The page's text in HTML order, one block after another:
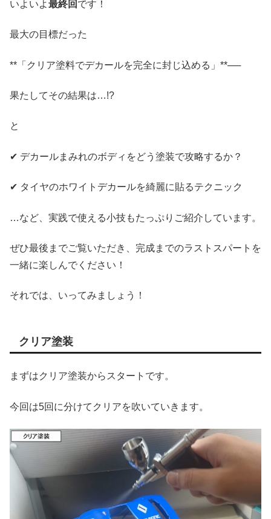
いよいよ最終回 です！
最大の目標だった
**「クリア塗料でデカールを完全に封じ込める」**──
果たしてその結果は…!?
と
✔ デカールまみれのボディをどう塗装で攻略するか？
✔ タイヤのホワイトデカールを綺麗に貼るテクニック
…など、実践で使える小技もたっぷりご紹介しています。
ぜひ最後までご覧いただき、完成までのラストスパートを
一緒に楽しんでください！
それでは、いってみましょう！
クリア塗装
まずはクリア塗装からスタートです。
今回は5回に分けてクリアを吹いていきます。